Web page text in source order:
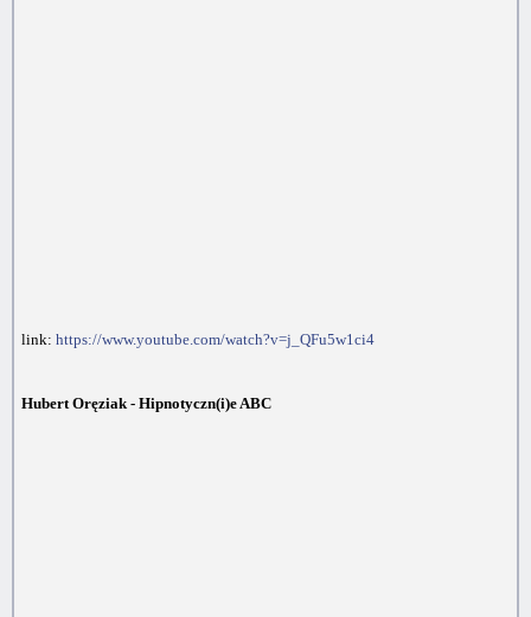
link: https://www.youtube.com/watch?v=j_QFu5w1ci4
Hubert Oręziak - Hipnotyczn(i)e ABC